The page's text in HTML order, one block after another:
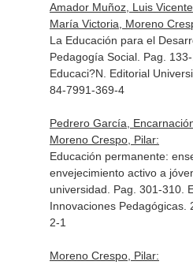
Amador Muñoz, Luis
María Victoria, Moreno
La Educación para el
Pedagogía Social. Pag. 133-
Educaci?N . Editorial
84-7991-369-4
Pedrero García,
Moreno Crespo, Pilar:
Educación permanente:
envejecimiento activo a
universidad. Pag. 301-310.
Innovaciones Pedagógicas.
2-1
Moreno Crespo, Pilar: